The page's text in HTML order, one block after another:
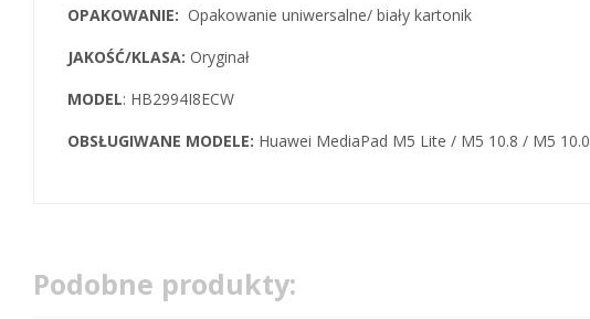
OPAKOWANIE: Opakowanie uniwersalne/ biały kartonik
JAKOŚĆ/KLASA: Oryginał
MODEL: HB2994I8ECW
OBSŁUGIWANE MODELE: Huawei MediaPad M5 Lite / M5 10.8 / M5 10.0
Podobne produkty: